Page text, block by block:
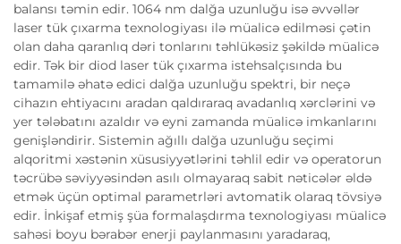
balansı təmin edir. 1064 nm dalğa uzunluğu isə əvvəllər
laser tük çıxarma texnologiyası ilə müalicə edilməsi çətin
olan daha qaranlıq dəri tonlarını təhlükəsiz şəkildə müalicə
edir. Tək bir diod laser tük çıxarma istehsalçısında bu
tamamilə əhatə edici dalğa uzunluğu spektri, bir neçə
cihazın ehtiyacını aradan qaldıraraq avadanlıq xərclərini və
yer tələbatını azaldır və eyni zamanda müalicə imkanlarını
genişləndirir. Sistemin ağıllı dalğa uzunluğu seçimi
alqoritmi xəstənin xüsusiyyətlərini təhlil edir və operatorun
təcrübə səviyyəsindən asılı olmayaraq sabit nəticələr əldə
etmək üçün optimal parametrləri avtomatik olaraq tövsiyə
edir. İnkişaf etmiş şüa formalaşdırma texnologiyası müalicə
sahəsi boyu bərabər enerji paylanmasını yaradaraq,